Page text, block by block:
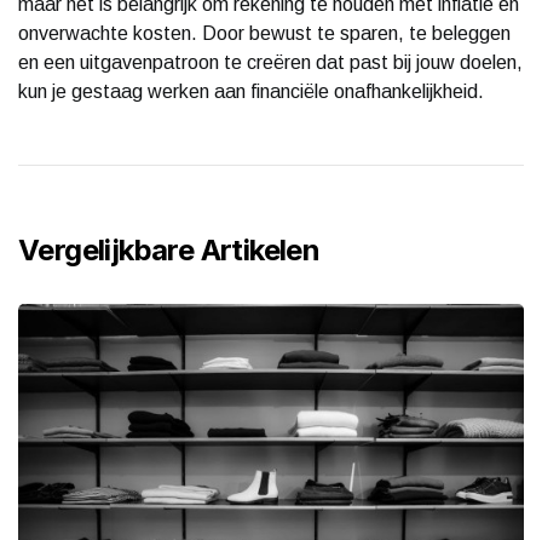
onverwachte kosten. Door bewust te sparen, te beleggen
en een uitgavenpatroon te creëren dat past bij jouw doelen,
kun je gestaag werken aan financiële onafhankelijkheid.
Vergelijkbare Artikelen